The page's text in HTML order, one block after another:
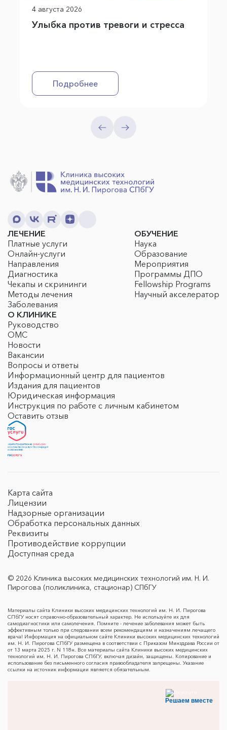
4 августа 2026
Улыбка против тревоги и стресса
Подробнее
ЛЕЧЕНИЕ
Платные услуги
Онлайн-услуги
Направления
Диагностика
Чекапы и скрининги
Методы лечения
Заболевания
ОБУЧЕНИЕ
Наука
Образование
Мероприятия
Программы ДПО
Fellowship Programs
Научный акселератор
О КЛИНИКЕ
Руководство
ОМС
Новости
Вакансии
Вопросы и ответы
Информационный центр для пациентов
Издания для пациентов
Юридическая информация
Инструкция по работе с личным кабинетом
Оставить отзыв
Карта сайта
Лицензии
Надзорные организации
Обработка персональных данных
Реквизиты
Противодействие коррупции
Доступная среда
© 2026 Клиника высоких медицинских технологий им. Н. И.
Пирогова (поликлиника, стационар) СПбГУ
Материалы сайта Клиники высоких медицинских технологий им. Н. И. Пирогова
СПбГУ носят справочно-образовательный характер. Не используйте их для
самодиагностики или самолечения. Помните - лечение заболевания может быть
эффективным только при следовании всем рекомендациям и назначениям лечащего
врача! Информация на официальном сайте Клиники высоких медицинских технологий
им. Н. И. Пирогова СПбГУ размещена в соответствии с Приказом Минздрава России от
от 13 марта 2025 г. N 118н. Все материалы сайта Клиники высоких медицинских
технологий им. Н. И. Пирогова СПбГУ, включая дизайн, защищены. Копирование и
использование без письменного согласия правообладателя запрещены. Указание
ссылки на источник информации является обязательным.
Решаем вместе